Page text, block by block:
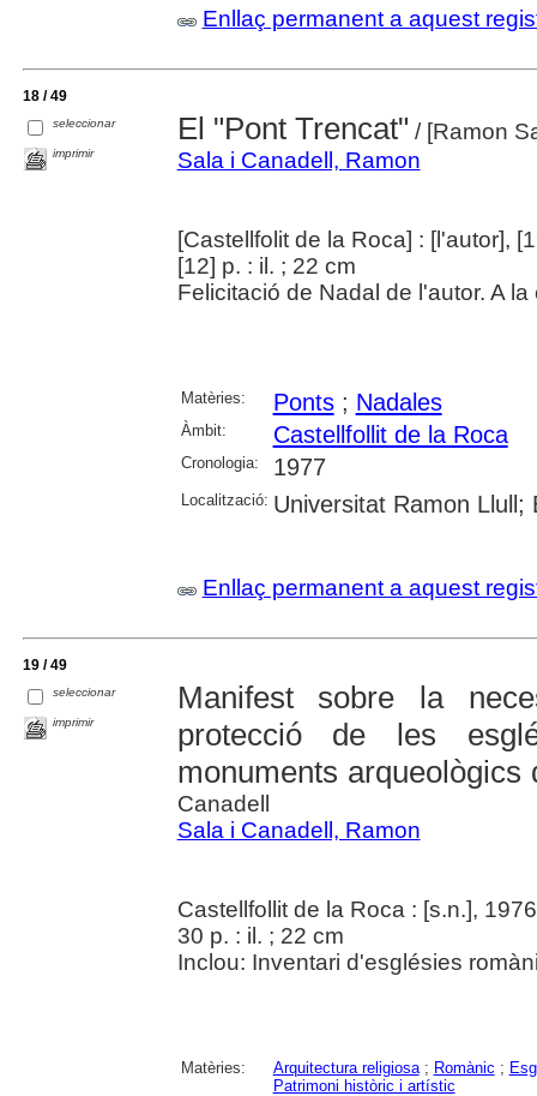
Enllaç permanent a aquest
18 / 49
seleccionar
imprimir
El "Pont Trencat" / [Ramon
Sala i Canadell, Ramon
[Castellfolit de la Roca] : [l'autor],
[12] p. : il. ; 22 cm
Felicitació de Nadal de l'autor. A
Matèries: Ponts; Nadales
Àmbit: Castellfollit de la Roca
Cronologia: 1977
Localització: Universitat Ramon Llull;
Enllaç permanent a aquest
19 / 49
seleccionar
imprimir
Manifest sobre la
protecció de les
monuments arqueològics
Canadell
Sala i Canadell, Ramon
Castellfollit de la Roca : [s.n.], 1976
30 p. : il. ; 22 cm
Inclou: Inventari d'esglésies
Matèries: Arquitectura religiosa; Romànic ;
Patrimoni històric i artístic